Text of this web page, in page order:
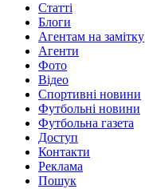
Статті
Блоги
Агентам на замітку
Агенти
Фото
Відео
Спортивні новини
Футбольні новини
Футбольна газета
Доступ
Контакти
Реклама
Пошук